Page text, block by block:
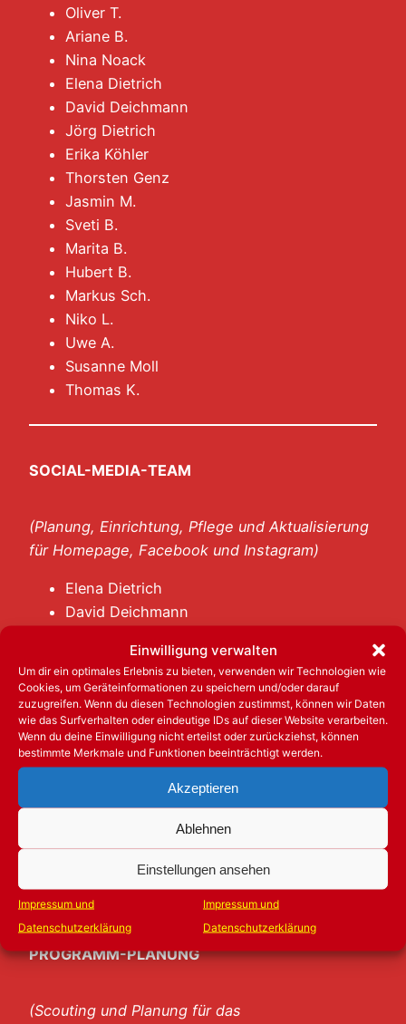
Einwilligung verwalten
Um dir ein optimales Erlebnis zu bieten, verwenden wir Technologien wie
Cookies, um Geräteinformationen zu speichern und/oder darauf
zuzugreifen. Wenn du diesen Technologien zustimmst, können wir Daten
wie das Surfverhalten oder eindeutige IDs auf dieser Website verarbeiten.
Wenn du deine Einwilligung nicht erteilst oder zurückziehst, können
bestimmte Merkmale und Funktionen beeinträchtigt werden.
Akzeptieren
Ablehnen
Einstellungen ansehen
Impressum und
Datenschutzerklärung
Impressum und
Datenschutzerklärung
Oliver T.
Ariane B.
Nina Noack
Elena Dietrich
David Deichmann
Jörg Dietrich
Erika Köhler
Thorsten Genz
Jasmin M.
Sveti B.
Marita B.
Hubert B.
Markus Sch.
Niko L.
Uwe A.
Susanne Moll
Thomas K.
SOCIAL-MEDIA-TEAM
(Planung, Einrichtung, Pflege und Aktualisierung
für Homepage, Facebook und Instagram)
Elena Dietrich
David Deichmann
Jörg Dietrich
Susanne Moll
Niko Monjé
UNTERSTÜTZER-SUCHE
PROGRAMM-PLANUNG
(Scouting und Planung für das